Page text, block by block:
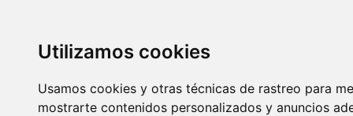
Utilizamos cookies
Usamos cookies y otras técnicas de rastreo para
mostrarte contenidos personalizados y anuncios